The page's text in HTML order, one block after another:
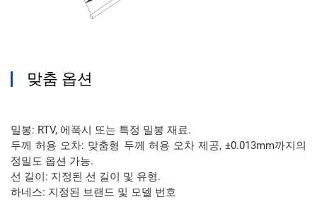
맞춤 옵션
밀봉: RTV, 에폭시 또는 특정 밀봉 재료.
두께 허용 오차: 맞춤형 두께 허용 오차 제공, ±0.013mm까지의
정밀도 옵션 가능.
선 길이: 지정된 선 길이 및 유형.
하네스: 지정된 브랜드 및 모델 번호